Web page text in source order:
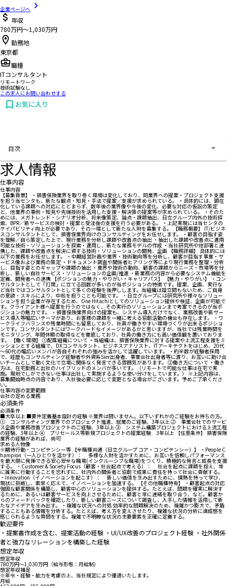
企業ページへ
年収
780万円〜1,030万円
勤務地
東京都
職種
ITコンサルタント
リモートワーク
技術試験なし
この求人にお問い合わせする
お気に入り
目次
求人情報
仕事内容
仕事内容
【募集背景】 ・損害保険業界を取り巻く環境は変化しており、同業界への提案・プロジェクト支援
を担う当センタも、新たな観点・知見・手法で提案／支援が求められている。 ・具体的には、顕在
化している課題への対応にとどまらず、数年後の業界像や今後の変化、必要な対応の仮説の策定
と、他業界の事例・知見や先端技術を活用した支援・解決策の提案等が求められている。 ・そのた
めには、メガトレンド・シナリオ分析、将来像策定、論点・課題抽出、日立グループ内外の技術探
索、BPR／新サービスの検討・提案と受注後の支援を行う必要がある。 ・上記実現には当センタの
ケイパビリティ向上が必要であり、その一環として新たな人財を募集する。 【職務概要】 IT/ビジネ
スコンサルタントとして、損害保業界向けのコンサルティングをお任せします。 ・顧客の目指す姿
を理解／自ら策定した上で、現行業務を分析し課題や改善点の抽出 ・抽出した課題や改善点に適用
可能な技術・ソリューションを探索・適用し、新たな業務モデルの作成 ・当社研究所や他部署と連
携した、課題や改善点を解決に資する技術・ソリューションの開発、企画 【職務詳細】 具体的には
以下の業務をお任せします。 ・中期経営計画や業界・技術動向等を分析し、顧客が目指す事業・サ
ービス像および業務の策定 ・ドキュメント調査や関係者ヒアリング等により現行業務を整理・分析
し、目指す姿とのギャップや課題の抽出 ・業界や技術の動向、顧客の課題からニーズ・市場等を分
析し、新しい自社サービス・ソリューションの企画/推進 ・新業務の内容から必要なシステム機能を
定義、開発者への連携 【ポジションの魅力・やりがい・キャリアパス】 【魅力・やりがい】 ・コン
サルタントとして「打席」に立てる回数が多いのが当ポジションの特徴です。提案、企画、実行な
ど当社ではコンサルタントとして多くの経験を後押しします。当組織は設立間もないため、ご自身
の意欲・スキルにより、中核を担うことも可能です。 ・日立グループには研究所や様々なソリュー
ションを担う企業が存在するため、One Hitachiとしてのソリューション提供や検証、企画が可能で
す。クライアント様へ提案を行うのではなく、その実行のソリューションまで考案できるのが当ポ
ジションの魅力です。 ・損害保険業界向けの提案も、システム導入だけでなく、業務改善や新サー
ビス導入等幅広いテーマがあり、お客様の課題を一緒に考える協創活動の機会も存在します。 ・ワ
ークライフバランスや残業時間にも留意しており、社員が働きやすい環境づくりが出来るポジショ
ンです。コンサルタントにはワークハードなイメージがあるかと思いますが、当社では残業時間を
モニタリング、年間休暇の取得などを徹底しており、社員の働き方にも高い価値観を置いておりま
す。 【働く環境】 ①配属組織について ・当組織は、損害保険業界に対する提案や上流工程支援をミ
ッションとする組織で、DXコンサルタント、ビジネスアナリスト、ITアーキテクトをはじめ、20代
～60代の幅広いメンバが各自それぞれの強みを活かして活躍しています。 ・約半数が経験者採用
で、経歴もコンサルティング経験者や外資系Sier出身者、事業会社出身者等に渡り、お互いに助け合
いチームとして動く文化で立場に関係なく発言できる雰囲気があります。 ②働き方について ・働き
方は、在宅勤務と出社のハイブリッドのメンバが多いです。（リモートで可能な仕事は在宅で実
施。現地でしかできない仕事は出社して実施するような使い分けをしています。） ※上記内容は、
募集開始時点の内容であり、入社後必要に応じて変更となる場合がございます。予めご了承くださ
い。
仕事内容の変更範囲
会社の定める業務
必須条件
必須条件
■大卒以上 ■要件定義基本設計の経験 ※業界は問いません。以下いずれかのご経験をお持ちの方。
① コンサルティング業界でのプロジェクト推進、就業のご経験、3年以上 ② 事業会社でのサービ
ス企画や業務改善プロジェクトのご経験、3年以上 ③ システム構築プロジェクトにおける上流工程
の経験、3年以上 ④ プリセールス等新規プロジェクトの提案経験 3年以上 【任意条件】 損害保険
業界の経験があれば、尚可
求める人物像
※期待行動・コンピテンシー等 【全職種共通（日立グループ コア・コンピテンシー）】 ・People C
hampion（一人ひとりを活かす）： 多様な人財を活かすために、お互いを信頼しパフォーマンス
を最大限に発揮できる安心安全な職場(インクルーシブな職場)をつくり、積極的な発言と成長を支援
する。 ・Customer & Society Focus（顧客・社会起点で考える）： 社会を起点に課題を捉え、常
に誠実に行動することを忘れずに、社内外の関係者と協創で成果に責任を持って社会に貢献する。
・Innovation（イノベーションを起こす）： 新しい価値を生み出すために、情熱を持って学び、
現状に挑戦し、素早く応えて、イノベーションを加速する。 【その他職種特有】 ・顧客起点の対応
強固な顧客関係を構築し、顧客中心のソリューションを提供する。たとえば、問題を確実に解決す
るために、あるいは顧客サービスを向上させるために、顧客と常に連絡を取り合う、など。顧客か
らのフィードバックを確認したり、新しい顧客ニーズについて調査し、入手した情報を活用して新
たなアイデアを生み出す。 ・複雑な状況への対処 効率的な問題解決のため、複雑かつ膨大で、矛盾
することもある情報を分析する。たとえば、考え方を変えさせたり、複雑な状況の分析に達成感を
感じられるような質問をする。複雑で不明瞭な状況の主要要素を正確に定義する。
歓迎要件
・提案書作成を含む、提案活動の経験 ・UI/UX改善のプロジェクト経験 ・社外関係
者と強力なリレーションを構築した経験
想定年収
想定年収
780万円〜1,030万円（給与形態：月給制）
想定年収補足
※年令・経験・能力を考慮の上、当社規定により優遇いたします。
月給